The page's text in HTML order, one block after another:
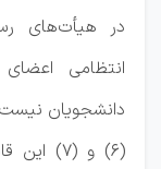
در هیأت‌های
انتظامی
دانشجویان
(۶) و (۷)